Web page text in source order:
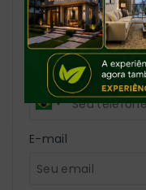
Nome
Telefone
E-mail